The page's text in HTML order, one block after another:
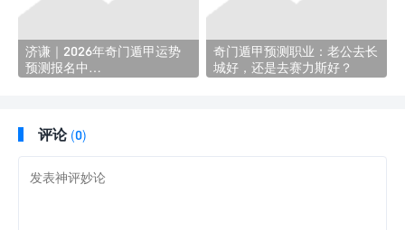
济谦｜2026年奇门遁甲运势
预测报名中…
奇门遁甲预测职业：老公去长
城好，还是去赛力斯好？
评论 (0)